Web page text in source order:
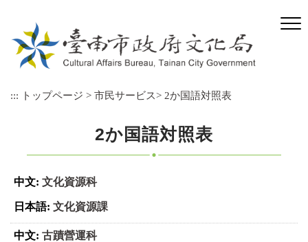
::: トップページ > 市民サービス> 2か国語対照表
2か国語対照表
文化資源科
文化資源課
古蹟營運科